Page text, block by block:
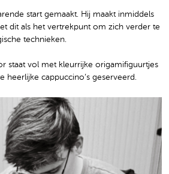
start gemaakt. Hij maakt inmiddels
dit als het vertrekpunt om zich verder te
technieken.
staat vol met kleurrijke origamifiguurtjes
heerlijke cappuccino’s geserveerd.